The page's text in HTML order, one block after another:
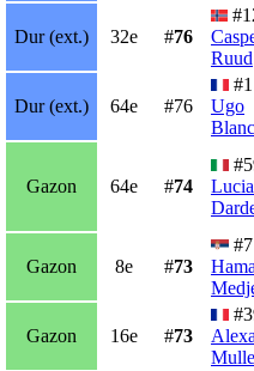
Dur (ext.) 32e #76
Ruud
Dur (ext.) 64e #76
Ugo
Gazon 64e #74
Gazon 8e #73
Gazon 16e #73